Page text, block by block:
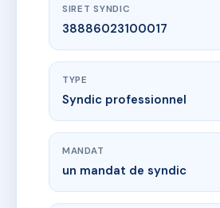
SIRET SYNDIC
38886023100017
TYPE
Syndic professionnel
MANDAT
un mandat de syndic